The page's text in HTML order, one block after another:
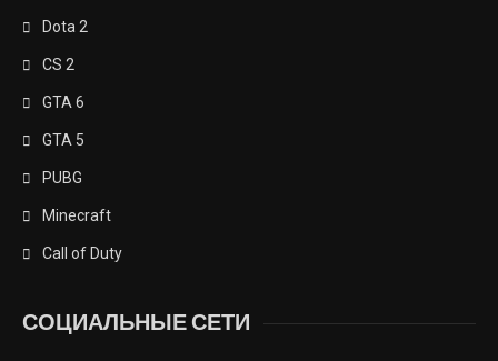
Dota 2
CS 2
GTA 6
GTA 5
PUBG
Minecraft
Call of Duty
СОЦИАЛЬНЫЕ СЕТИ